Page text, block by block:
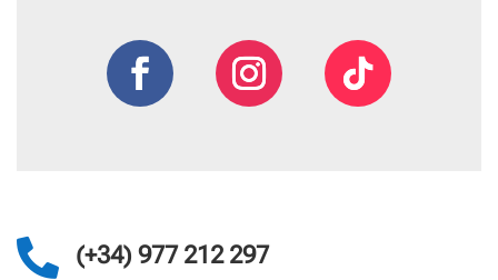
 (+34) 977 212 297